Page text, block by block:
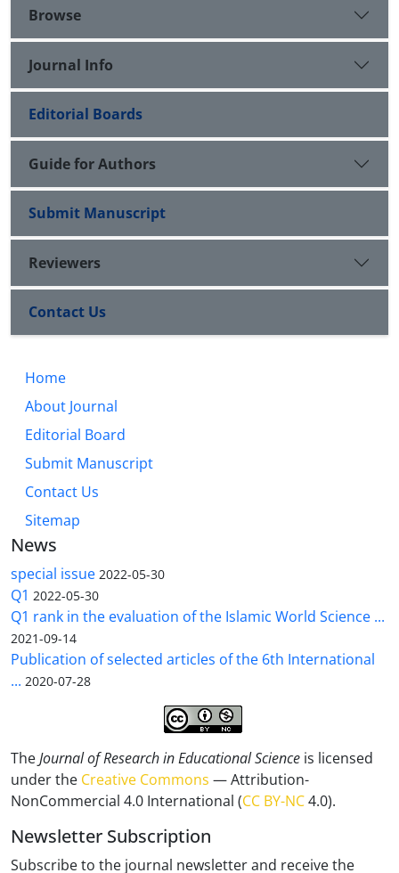
Browse
Journal Info
Editorial Boards
Guide for Authors
Submit Manuscript
Reviewers
Contact Us
Home
About Journal
Editorial Board
Submit Manuscript
Contact Us
Sitemap
News
special issue 2022-05-30
Q1 2022-05-30
Q1 rank in the evaluation of the Islamic World Science ...
2021-09-14
Publication of selected articles of the 6th International
... 2020-07-28
TheJournal of Research in Educational Science is licensed
under the Creative Commons — Attribution-
NonCommercial 4.0 International (CC BY-NC4.0).
Newsletter Subscription
Subscribe to the journal newsletter and receive the